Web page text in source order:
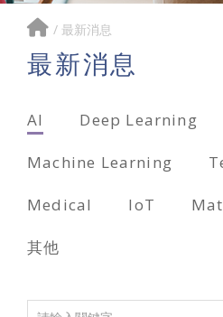
/ 最新消息
最新消息
AI Deep Learning
Machine Learning
Medical IoT
其他